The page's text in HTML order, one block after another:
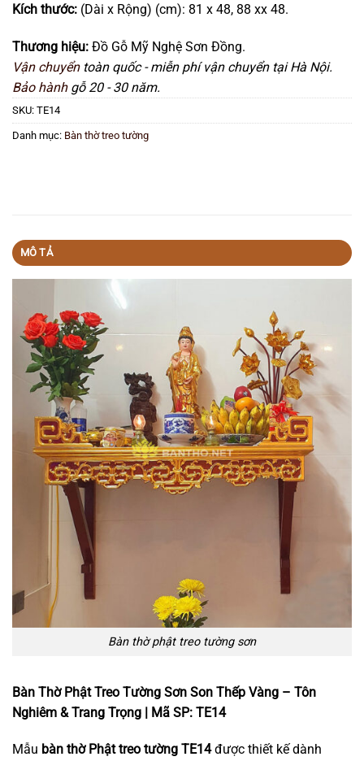
Kích thước: (Dài x Rộng) (cm): 81 x 48, 88 xx 48.
Thương hiệu: Đồ Gỗ Mỹ Nghệ Sơn Đồng.
Vận chuyểntoàn quốc - miễn phí vận chuyển tại Hà Nội.
Bảo hànhgỗ 20 - 30 năm.
SKU: TE14
Danh mục: Bàn thờ treo tường
MÔ TẢ
Bàn thờ phật treo tường sơn
Bàn Thờ Phật Treo Tường Sơn Son Thếp Vàng – Tôn
Nghiêm & Trang Trọng | Mã SP: TE14
Mẫu bàn thờ Phật treo tường TE14được thiết kế dành